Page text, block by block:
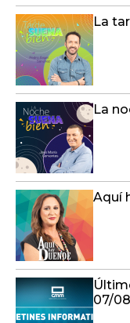
La
La
Aquí
07/